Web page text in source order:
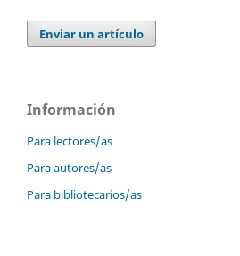
Enviar un artículo
Información
Para lectores/as
Para autores/as
Para bibliotecarios/as